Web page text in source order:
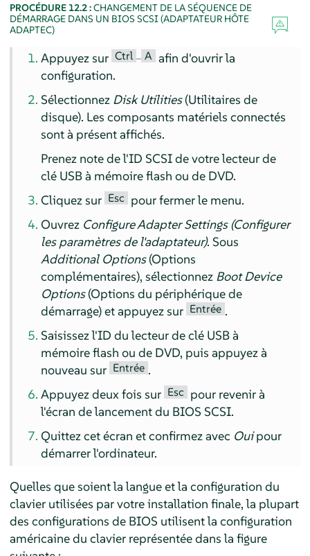
PROCÉDURE 12.2 :CHANGEMENT DE LA SÉQUENCE DE
DÉMARRAGE DANS UN BIOS SCSI (ADAPTATEUR HÔTE
ADAPTEC)
Appuyez sur Ctrl – A afin d'ouvrir la
configuration.
Sélectionnez Disk Utilities(Utilitaires de
disque). Les composants matériels connectés
sont à présent affichés.
Prenez note de l'ID SCSI de votre lecteur de
clé USB à mémoire flash ou de DVD.
Cliquez sur Esc pour fermer le menu.
Ouvrez Configure Adapter Settings (Configurer
les paramètres de l'adaptateur). Sous
Additional Options(Options
complémentaires), sélectionnez Boot Device
Options(Options du périphérique de
démarrage) et appuyez sur Entrée .
Saisissez l'ID du lecteur de clé USB à
mémoire flash ou de DVD, puis appuyez à
nouveau sur Entrée .
Appuyez deux fois sur Esc pour revenir à
l'écran de lancement du BIOS SCSI.
Quittez cet écran et confirmez avec Ouipour
démarrer l'ordinateur.
Quelles que soient la langue et la configuration du
clavier utilisées par votre installation finale, la plupart
des configurations de BIOS utilisent la configuration
américaine du clavier représentée dans la figure